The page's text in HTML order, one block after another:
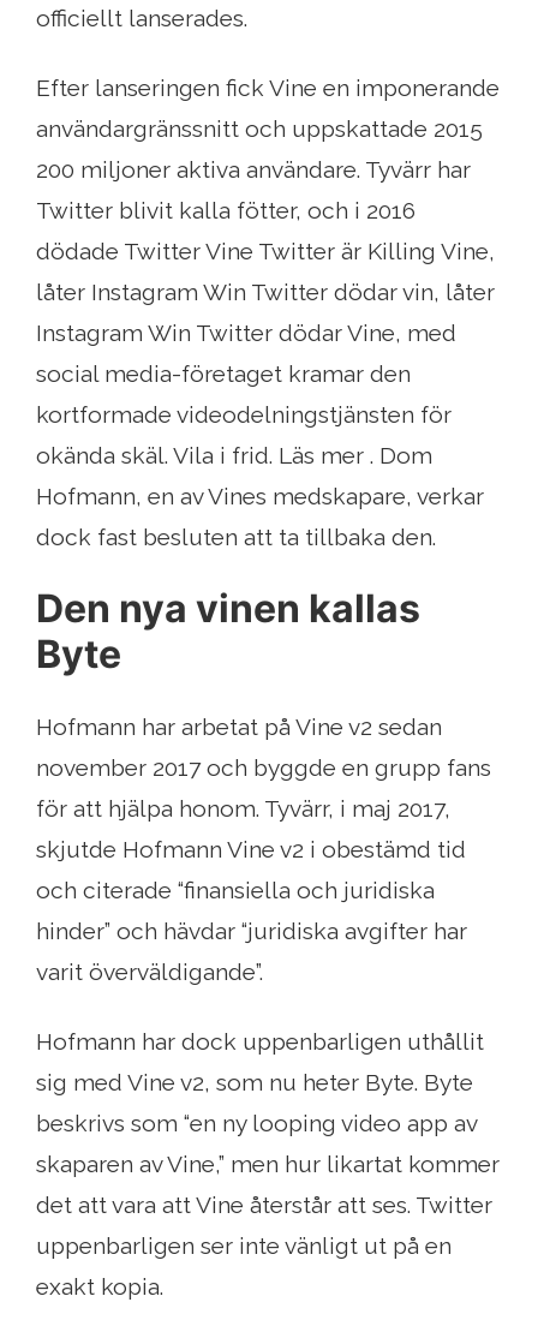
officiellt lanserades.
Efter lanseringen fick Vine en imponerande
användargränssnitt och uppskattade 2015
200 miljoner aktiva användare. Tyvärr har
Twitter blivit kalla fötter, och i 2016
dödade Twitter Vine Twitter är Killing Vine,
låter Instagram Win Twitter dödar vin, låter
Instagram Win Twitter dödar Vine, med
social media-företaget kramar den
kortformade videodelningstjänsten för
okända skäl. Vila i frid. Läs mer . Dom
Hofmann, en av Vines medskapare, verkar
dock fast besluten att ta tillbaka den.
Den nya vinen kallas
Byte
Hofmann har arbetat på Vine v2 sedan
november 2017 och byggde en grupp fans
för att hjälpa honom. Tyvärr, i maj 2017,
skjutde Hofmann Vine v2 i obestämd tid
och citerade “finansiella och juridiska
hinder” och hävdar “juridiska avgifter har
varit överväldigande”.
Hofmann har dock uppenbarligen uthållit
sig med Vine v2, som nu heter Byte. Byte
beskrivs som “en ny looping video app av
skaparen av Vine,” men hur likartat kommer
det att vara att Vine återstår att ses. Twitter
uppenbarligen ser inte vänligt ut på en
exakt kopia.